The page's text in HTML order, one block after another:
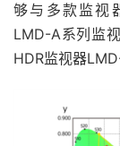
够与多款监视
LMD-A系列监
HDR监视器